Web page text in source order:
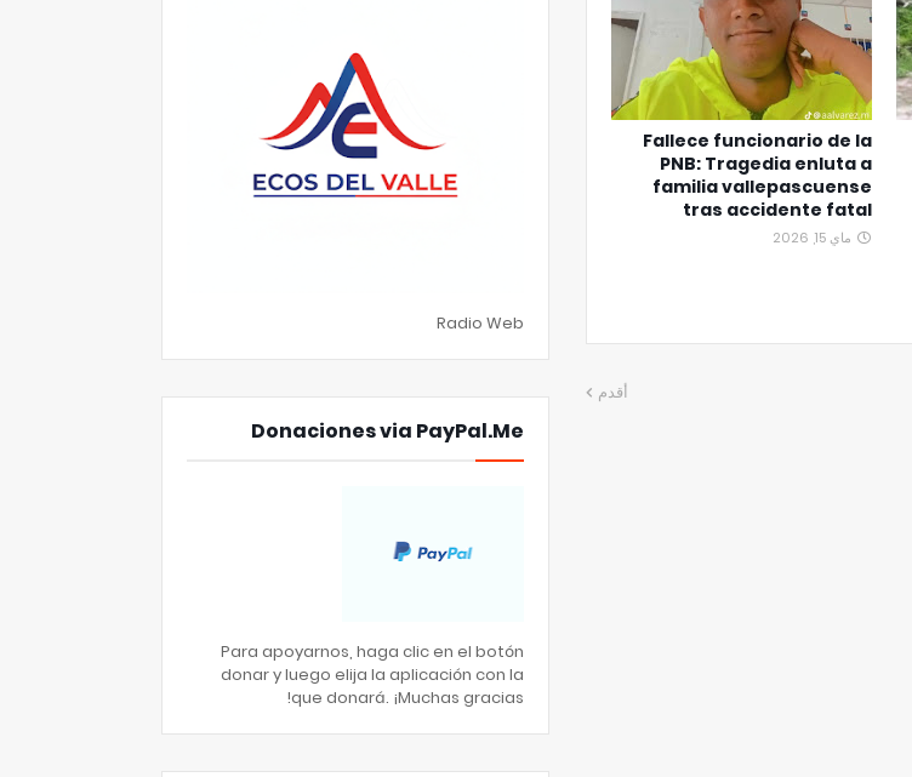
Fallece funcionario de la
PNB: Tragedia enluta a
familia vallepascuense
tras accidente fatal
ماي 15, 2026
أقدم
Radio Web
Donaciones via PayPal.Me
Para apoyarnos, haga clic en el botón
donar y luego elija la aplicación con la
que donará. ¡Muchas gracias!